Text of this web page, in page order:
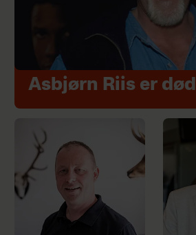
Asbjørn Riis er død